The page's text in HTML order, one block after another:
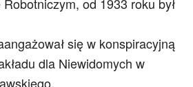
się w konspiracyjną
dla Niewidomych w